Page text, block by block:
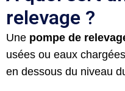
relevage ?
Une pompe de
usées ou eaux
en dessous du niveau